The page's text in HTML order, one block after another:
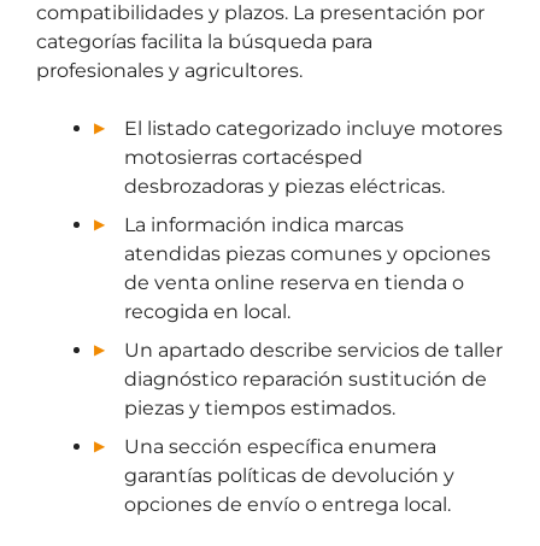
compatibilidades y plazos. La presentación por
categorías facilita la búsqueda para
profesionales y agricultores.
El listado categorizado incluye motores
motosierras cortacésped
desbrozadoras y piezas eléctricas.
La información indica marcas
atendidas piezas comunes y opciones
de venta online reserva en tienda o
recogida en local.
Un apartado describe servicios de taller
diagnóstico reparación sustitución de
piezas y tiempos estimados.
Una sección específica enumera
garantías políticas de devolución y
opciones de envío o entrega local.